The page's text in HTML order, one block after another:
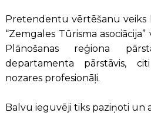
Pretendentu vērtēšanu veiks
“Zemgales Tūrisma
Plānošanas reģiona
departamenta pārstāvis,
nozares profesionāļi.
Balvu ieguvēji tiks paziņoti un